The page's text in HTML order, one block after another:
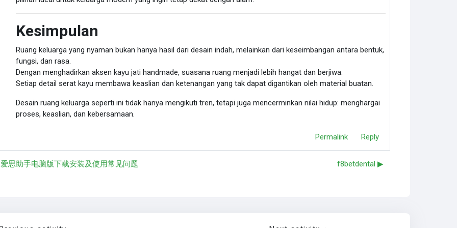
Kesimpulan
Ruang keluarga yang nyaman bukan hanya hasil dari desain indah, melainkan dari keseimbangan antara bentuk,
fungsi, dan rasa.
Dengan menghadirkan aksen kayu jati handmade, suasana ruang menjadi lebih hangat dan berjiwa.
Setiap detail serat kayu membawa keaslian dan ketenangan yang tak dapat digantikan oleh material buatan.
Desain ruang keluarga seperti ini tidak hanya mengikuti tren, tetapi juga mencerminkan nilai hidup: menghargai
proses, keaslian, dan kebersamaan.
Permalink Reply
思助手电脑版下载安装及使用常见问题 f8betdental ▶︎